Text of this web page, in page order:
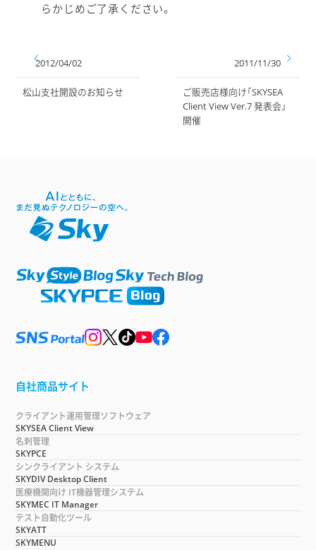
らかじめご了承ください。
2012/04/02
松山支社開設のお知らせ
2011/11/30
ご販売店様向け「SKYSEA
Client View Ver.7 発表会」
開催
自社商品サイト
クライアント運用管理ソフトウェア
SKYSEA Client View
名刺管理
SKYPCE
シンクライアント システム
SKYDIV Desktop Client
医療機関向け IT機器管理システム
SKYMEC IT Manager
テスト自動化ツール
SKYATT
SKYMENU